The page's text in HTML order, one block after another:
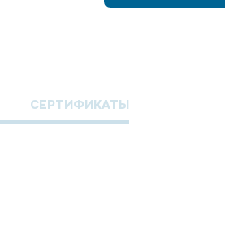
СЕРТИФИКАТЫ